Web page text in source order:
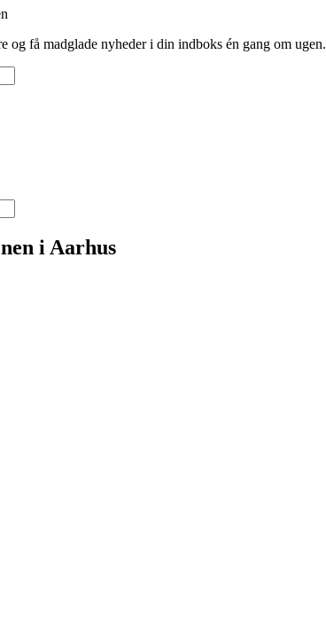
og få madglade nyheder i din indboks én gang om ugen.
i Aarhus